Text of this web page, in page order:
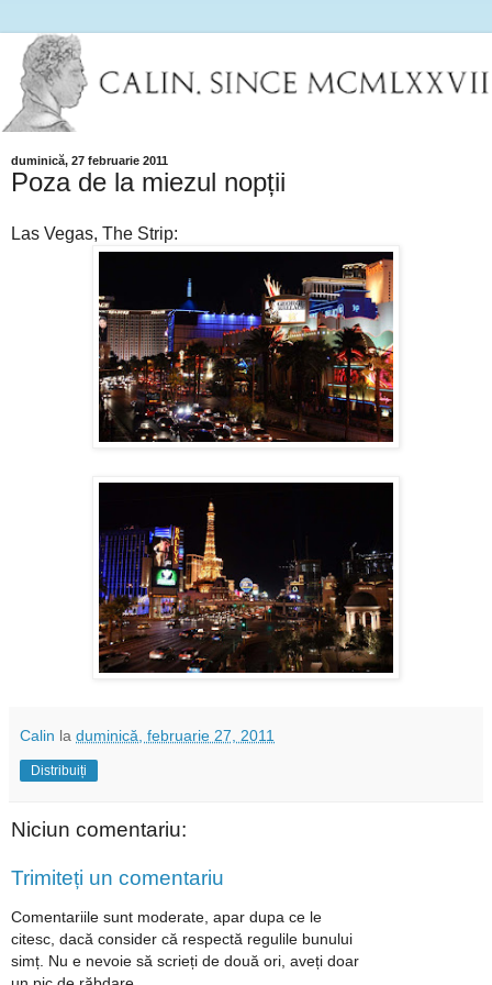
duminică, 27 februarie 2011
Poza de la miezul nopții
Las Vegas, The Strip:
Calin la duminică, februarie 27, 2011
Distribuiți
Niciun comentariu:
Trimiteți un comentariu
Comentariile sunt moderate, apar dupa ce le
citesc, dacă consider că respectă regulile bunului
simț. Nu e nevoie să scrieți de două ori, aveți doar